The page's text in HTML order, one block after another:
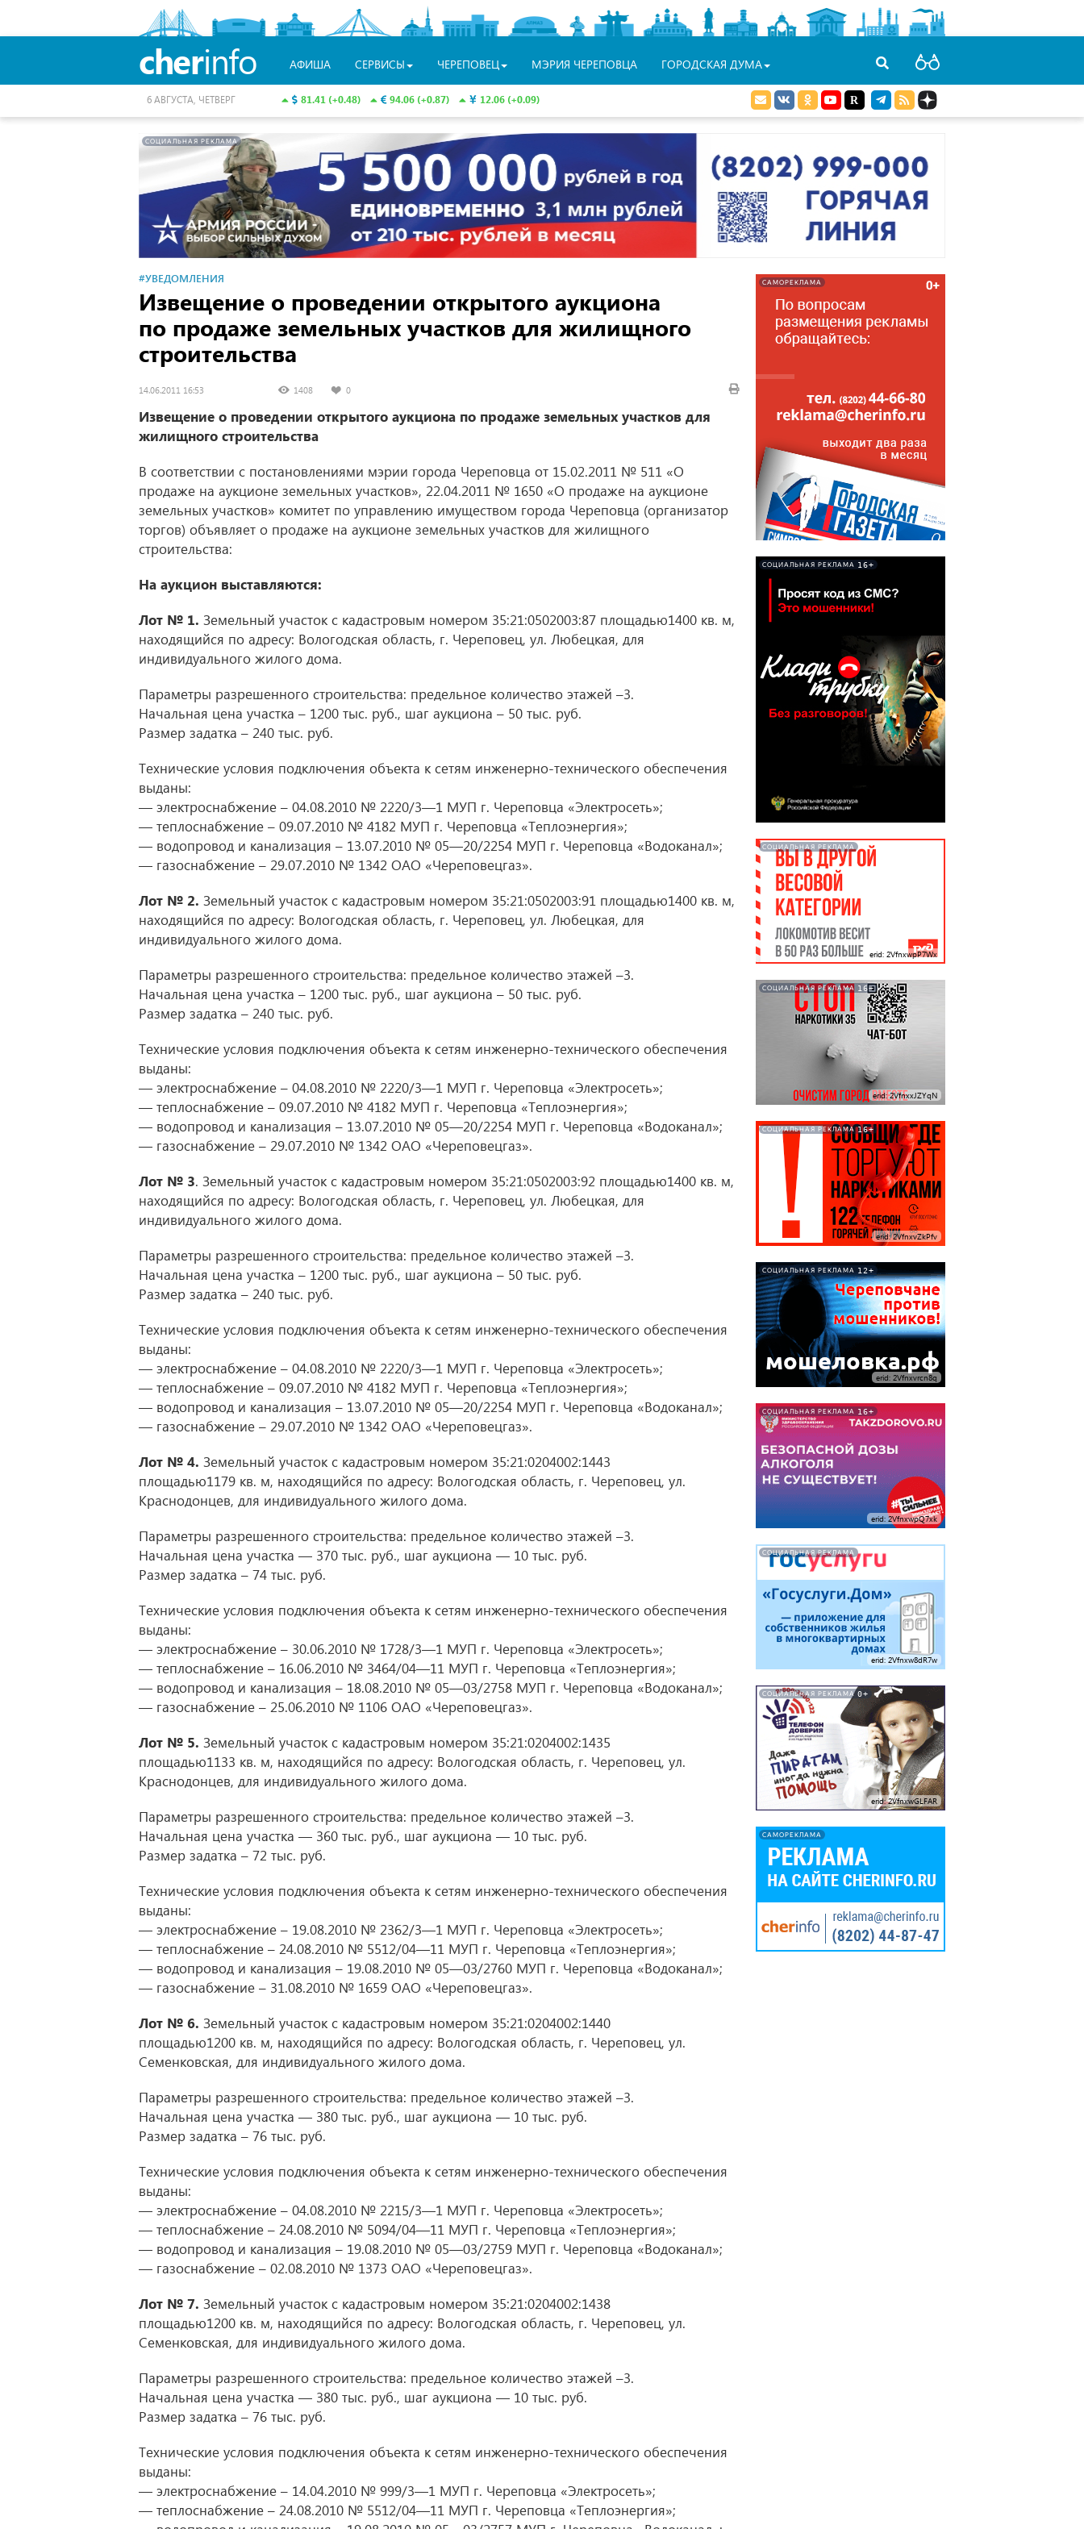
cherinfo АФИША СЕРВИСЫ ЧЕРЕПОВЕЦ МЭРИЯ ЧЕРЕПОВЦА ГОРОДСКАЯ ДУМА
81.41 (+0.48) 94.06 (+0.87) 12.06 (+0.09)
6 АВГУСТА, ЧЕТВЕРГ
СОЦИАЛЬНАЯ РЕКЛАМА
#УВЕДОМЛЕНИЯ
Извещение о проведении открытого аукциона
по продаже земельных участков для жилищного
строительства
14.06.2011 16:53 1408 0
Извещение о проведении открытого аукциона по продаже земельных участков для
жилищного строительства
В соответствии с постановлениями мэрии города Череповца от 15.02.2011 № 511 «О
продаже на аукционе земельных участков», 22.04.2011 № 1650 «О продаже на аукционе
земельных участков» комитет по управлению имуществом города Череповца (организатор
торгов) объявляет о продаже на аукционе земельных участков для жилищного
строительства:
На аукцион выставляются:
Лот № 1. Земельный участок с кадастровым номером 35:21:0502003:87 площадью1400 кв. м,
находящийся по адресу: Вологодская область, г. Череповец, ул. Любецкая, для
индивидуального жилого дома.
Параметры разрешенного строительства: предельное количество этажей –3.
Начальная цена участка – 1200 тыс. руб., шаг аукциона – 50 тыс. руб.
Размер задатка – 240 тыс. руб.
Технические условия подключения объекта к сетям инженерно-технического обеспечения
выданы:
— электроснабжение – 04.08.2010 № 2220/3—1 МУП г. Череповца «Электросеть»;
— теплоснабжение – 09.07.2010 № 4182 МУП г. Череповца «Теплоэнергия»;
— водопровод и канализация – 13.07.2010 № 05—20/2254 МУП г. Череповца «Водоканал»;
— газоснабжение – 29.07.2010 № 1342 ОАО «Череповецгаз».
Лот № 2. Земельный участок с кадастровым номером 35:21:0502003:91 площадью1400 кв. м,
находящийся по адресу: Вологодская область, г. Череповец, ул. Любецкая, для
индивидуального жилого дома.
Параметры разрешенного строительства: предельное количество этажей –3.
Начальная цена участка – 1200 тыс. руб., шаг аукциона – 50 тыс. руб.
Размер задатка – 240 тыс. руб.
Технические условия подключения объекта к сетям инженерно-технического обеспечения
выданы:
— электроснабжение – 04.08.2010 № 2220/3—1 МУП г. Череповца «Электросеть»;
— теплоснабжение – 09.07.2010 № 4182 МУП г. Череповца «Теплоэнергия»;
— водопровод и канализация – 13.07.2010 № 05—20/2254 МУП г. Череповца «Водоканал»;
— газоснабжение – 29.07.2010 № 1342 ОАО «Череповецгаз».
Лот № 3. Земельный участок с кадастровым номером 35:21:0502003:92 площадью1400 кв. м,
находящийся по адресу: Вологодская область, г. Череповец, ул. Любецкая, для
индивидуального жилого дома.
Параметры разрешенного строительства: предельное количество этажей –3.
Начальная цена участка – 1200 тыс. руб., шаг аукциона – 50 тыс. руб.
Размер задатка – 240 тыс. руб.
Технические условия подключения объекта к сетям инженерно-технического обеспечения
выданы:
— электроснабжение – 04.08.2010 № 2220/3—1 МУП г. Череповца «Электросеть»;
— теплоснабжение – 09.07.2010 № 4182 МУП г. Череповца «Теплоэнергия»;
— водопровод и канализация – 13.07.2010 № 05—20/2254 МУП г. Череповца «Водоканал»;
— газоснабжение – 29.07.2010 № 1342 ОАО «Череповецгаз».
Лот № 4. Земельный участок с кадастровым номером 35:21:0204002:1443
площадью1179 кв. м, находящийся по адресу: Вологодская область, г. Череповец, ул.
Краснодонцев, для индивидуального жилого дома.
Параметры разрешенного строительства: предельное количество этажей –3.
Начальная цена участка — 370 тыс. руб., шаг аукциона — 10 тыс. руб.
Размер задатка – 74 тыс. руб.
Технические условия подключения объекта к сетям инженерно-технического обеспечения
выданы:
— электроснабжение – 30.06.2010 № 1728/3—1 МУП г. Череповца «Электросеть»;
— теплоснабжение – 16.06.2010 № 3464/04—11 МУП г. Череповца «Теплоэнергия»;
— водопровод и канализация – 18.08.2010 № 05—03/2758 МУП г. Череповца «Водоканал»;
— газоснабжение – 25.06.2010 № 1106 ОАО «Череповецгаз».
Лот № 5. Земельный участок с кадастровым номером 35:21:0204002:1435
площадью1133 кв. м, находящийся по адресу: Вологодская область, г. Череповец, ул.
Краснодонцев, для индивидуального жилого дома.
Параметры разрешенного строительства: предельное количество этажей –3.
Начальная цена участка — 360 тыс. руб., шаг аукциона — 10 тыс. руб.
Размер задатка – 72 тыс. руб.
Технические условия подключения объекта к сетям инженерно-технического обеспечения
выданы:
— электроснабжение – 19.08.2010 № 2362/3—1 МУП г. Череповца «Электросеть»;
— теплоснабжение – 24.08.2010 № 5512/04—11 МУП г. Череповца «Теплоэнергия»;
— водопровод и канализация – 19.08.2010 № 05—03/2760 МУП г. Череповца «Водоканал»;
— газоснабжение – 31.08.2010 № 1659 ОАО «Череповецгаз».
Лот № 6. Земельный участок с кадастровым номером 35:21:0204002:1440
площадью1200 кв. м, находящийся по адресу: Вологодская область, г. Череповец, ул.
Семенковская, для индивидуального жилого дома.
Параметры разрешенного строительства: предельное количество этажей –3.
Начальная цена участка — 380 тыс. руб., шаг аукциона — 10 тыс. руб.
Размер задатка – 76 тыс. руб.
Технические условия подключения объекта к сетям инженерно-технического обеспечения
выданы:
— электроснабжение – 04.08.2010 № 2215/3—1 МУП г. Череповца «Электросеть»;
— теплоснабжение – 24.08.2010 № 5094/04—11 МУП г. Череповца «Теплоэнергия»;
— водопровод и канализация – 19.08.2010 № 05—03/2759 МУП г. Череповца «Водоканал»;
— газоснабжение – 02.08.2010 № 1373 ОАО «Череповецгаз».
Лот № 7. Земельный участок с кадастровым номером 35:21:0204002:1438
площадью1200 кв. м, находящийся по адресу: Вологодская область, г. Череповец, ул.
Семенковская, для индивидуального жилого дома.
Параметры разрешенного строительства: предельное количество этажей –3.
Начальная цена участка — 380 тыс. руб., шаг аукциона — 10 тыс. руб.
Размер задатка – 76 тыс. руб.
Технические условия подключения объекта к сетям инженерно-технического обеспечения
выданы:
— электроснабжение – 14.04.2010 № 999/3—1 МУП г. Череповца «Электросеть»;
— теплоснабжение – 24.08.2010 № 5512/04—11 МУП г. Череповца «Теплоэнергия»;
САМОРЕКЛАМА
СОЦИАЛЬНАЯ РЕКЛАМА 16+
СОЦИАЛЬНАЯ РЕКЛАМА
erid: 2VfnxwpP7Wx
СОЦИАЛЬНАЯ РЕКЛАМА 16+
erid: 2VfnxxJZYqN
СОЦИАЛЬНАЯ РЕКЛАМА 16+
erid: 2VfnxvZkPfv
СОЦИАЛЬНАЯ РЕКЛАМА 12+
erid: 2Vfnxvrcn8q
СОЦИАЛЬНАЯ РЕКЛАМА 16+
erid: 2VfnxwpQ7xk
СОЦИАЛЬНАЯ РЕКЛАМА
erid: 2Vfnxw8dR7w
СОЦИАЛЬНАЯ РЕКЛАМА 0+
erid: 2VfnxwGLFAR
САМОРЕКЛАМА